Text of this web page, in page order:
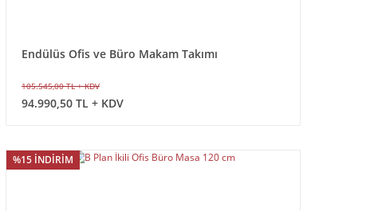
Endülüs Ofis ve Büro Makam Takımı
105.545,00 TL + KDV
94.990,50 TL + KDV
%15 İNDİRİM